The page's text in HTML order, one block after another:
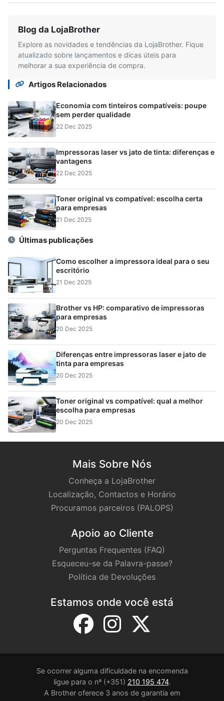
Blog da LojaBrother
Explore as novidades e tendências da LojaBrother. Fique
atualizado sobre lançamentos e dicas úteis para
melhorar a sua experiência de compra.
Artigos Relacionados
Economia com tinteiros compatíveis: poupe
sem perder qualidade
22 Dec 2025
Impressoras laser vs jato de tinta: diferenças e
vantagens
22 Dec 2025
Toner original vs compatível: escolha certa
para empresas
21 Dec 2025
Últimas publicações
Como escolher a impressora ideal para o seu
escritório
21 Dec 2025
Brother vs HP: comparativo de impressoras
para empresas
20 Dec 2025
Diferenças entre impressoras laser e jato de
tinta para empresas
20 Dec 2025
Toner original vs compatível: qual a melhor
escolha para empresas
20 Dec 2025
Mais Sobre Nós
Conheça a LojaBrother
Localização, Contactos e Horário
Procuramos parceiros (PALOPS)
Apoio ao Cliente
Perguntas Frequentes (FAQ)
Esqueceu-se da Palavra-passe?
Política de Devoluções
Estamos onde você está
Se ocorrer alguma dificuldade na encomenda
ligue para o nº (+351) 210 195 474.
A Brother oferece 3 anos de garantia em